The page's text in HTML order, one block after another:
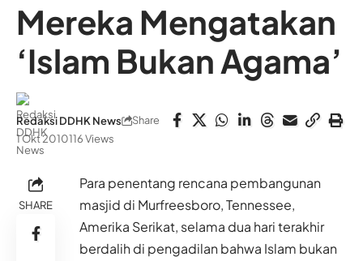
Mereka Mengatakan
‘Islam Bukan Agama’
Redaksi DDHK News
1 Okt 2010116 Views
Share
SHARE
Para penentang rencana pembangunan
masjid di Murfreesboro, Tennessee,
Amerika Serikat, selama dua hari terakhir
berdalih di pengadilan bahwa Islam bukan